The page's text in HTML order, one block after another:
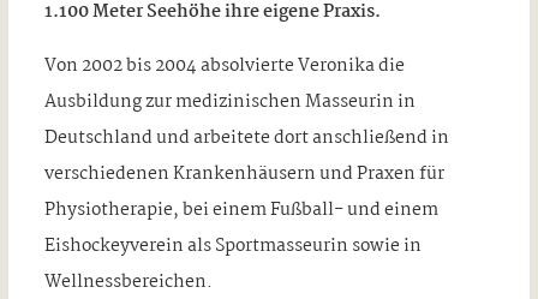
1.100 Meter Seehöhe ihre eigene Praxis.
Von 2002 bis 2004 absolvierte Veronika die
Ausbildung zur medizinischen Masseurin in
Deutschland und arbeitete dort anschließend in
verschiedenen Krankenhäusern und Praxen für
Physiotherapie, bei einem Fußball- und einem
Eishockeyverein als Sportmasseurin sowie in
Wellnessbereichen.